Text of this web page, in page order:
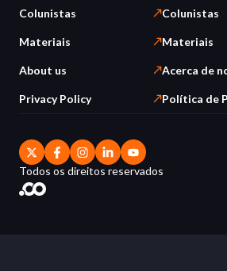
Colunistas
Materiais
About us
Privacy Policy
Colunistas
Materiais
Acerca de
Política de
Todos os direitos reservados